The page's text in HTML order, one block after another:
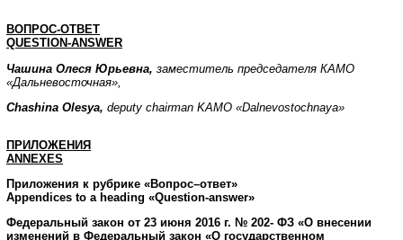
ВОПРОС-ОТВЕТ
QUESTION-ANSWER
Чашина Олеся Юрьевна, заместитель председателя КАМО
«Дальневосточная»,
Chashina Olesya, deputy chairman KAMO «Dalnevostochnaya»
ПРИЛОЖЕНИЯ
ANNEXES
Приложения к рубрике «Вопрос–ответ»
Appendices to a heading «Question-answer»
Федеральный закон от 23 июня 2016 г. № 202- ФЗ «О внесении
изменений в Федеральный закон «О государственном